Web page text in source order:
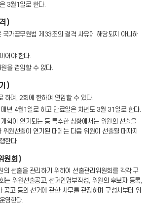
3월1일로 한다.
)
가공무원법 제33조의 결격 사유에 해당되지 아니하
어야 한다.
을 겸임할 수 없다.
)
며, 2회에 한하여 연임할 수 있다.
년 4월1일로 하고 만료일은 차년도 3월 31일로 한다.
학이 연기되는 등 특수한 상황에서는 위원의 선출을
원선출이 연기된 때에는 다음 위원이 선출될 때까지
한다.
원회)
선출을 관리하기 위하여 선출관리위원회를 각각 구
는 위원선출공고, 선거인명부작성, 위원의 후보자 등록,
공고 등의 선거에 관한 사무를 관장하며 구성시부터 위
영한다.